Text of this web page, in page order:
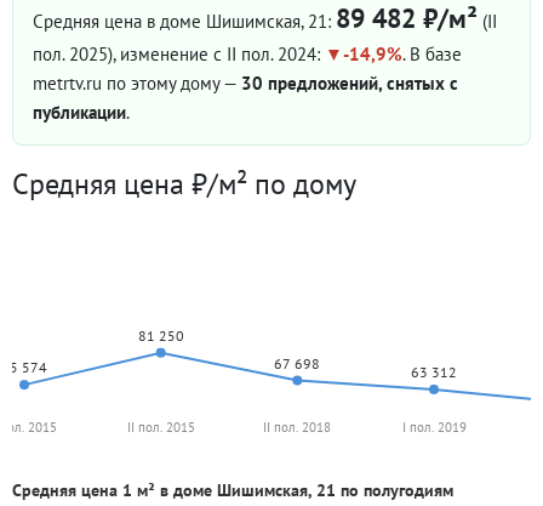
Средняя цена в доме Шишимская, 21: 89 482 ₽/м² (II
пол. 2025), изменение с II пол. 2024: -14,9%. В базе
metrtv.ru по этому дому — 30 предложений, снятых с
публикации.
Средняя цена ₽/м² по дому
65 574
81 250
67 698 63 312
2015 II пол. 2015 II пол. 2018 I пол. 2019
Средняя цена 1 м² в доме Шишимская, 21 по полугодиям